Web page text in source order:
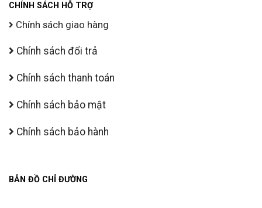
CHÍNH SÁCH HỖ TRỢ
Chính sách giao hàng
Chính sách đổi trả
Chính sách thanh toán
Chính sách bảo mật
Chính sách bảo hành
BẢN ĐỒ CHỈ ĐƯỜNG